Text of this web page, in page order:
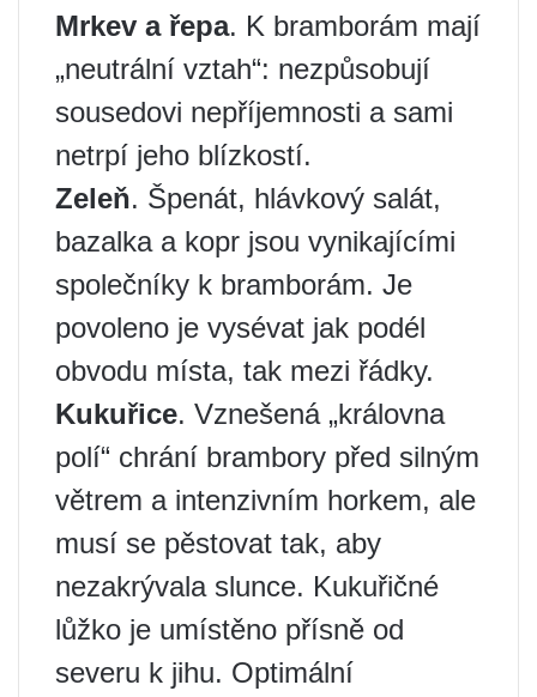
Mrkev a řepa. K bramborám mají
„neutrální vztah“: nezpůsobují
sousedovi nepříjemnosti a sami
netrpí jeho blízkostí.
Zeleň. Špenát, hlávkový salát,
bazalka a kopr jsou vynikajícími
společníky k bramborám. Je
povoleno je vysévat jak podél
obvodu místa, tak mezi řádky.
Kukuřice. Vznešená „královna
polí“ chrání brambory před silným
větrem a intenzivním horkem, ale
musí se pěstovat tak, aby
nezakrývala slunce. Kukuřičné
lůžko je umístěno přísně od
severu k jihu. Optimální